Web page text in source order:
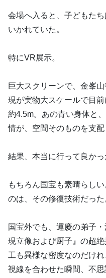
会場へ入ると、子どもた
いかれていた。
特にVR展示。
巨大スクリーンで、金峯
現が実物大スケールで目
約4.5m。あの青い身体と
情が、空間そのものを支配
結果、本当に行って良かっ
もちろん国宝も素晴らし
のは、その修復技術だった
国宝外でも、運慶の弟子
現立像および厨子』の超
工も異様な密度なのだけ
視線を合わせた瞬間、不